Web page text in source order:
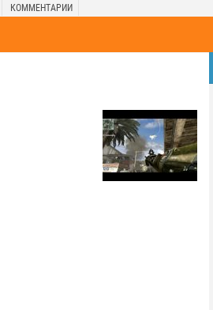
КОММЕНТАРИИ